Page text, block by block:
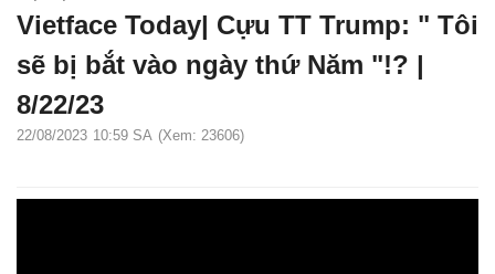
Vietface Today| Cựu TT Trump: " Tôi
sẽ bị bắt vào ngày thứ Năm "!? |
8/22/23
22/08/2023 10:59 SA (Xem: 23606)